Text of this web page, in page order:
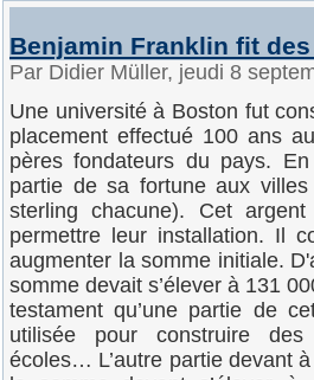
Benjamin Franklin fit
Par Didier Müller, jeudi 8
Une université à Boston fut
placement effectué 100 ans
pères fondateurs du pays.
partie de sa fortune aux
sterling chacune). Cet
permettre leur installation. Il
augmenter la somme initiale.
somme devait s’élever à 131
testament qu’une partie de
utilisée pour construire des
écoles… L’autre partie devant